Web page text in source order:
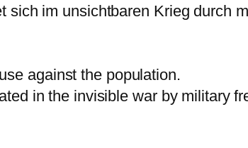
sich im unsichtbaren Krieg durch
against the population.
in the invisible war by military